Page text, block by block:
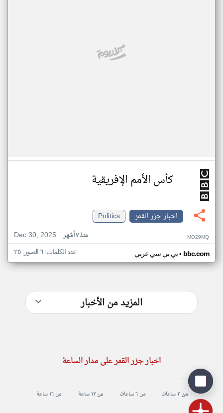
كأس الأمم الإفريقية
اخبار جزر القمر
Politics
Dec 30, 2025
منذ ٧ أشهر MO29MQ
بي بي سي عربي• bbc.com عدد الكلمات: ٦ الصور: ٢٥
المزيد من الأخبار
اخبار جزر القمر على مدار الساعة
من ٣ ساعات من ٦ ساعات من ١٢ ساعة من ١٦ ساعة